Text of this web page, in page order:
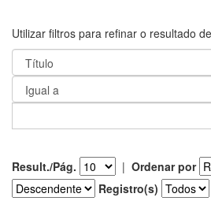
Utilizar filtros para refinar o resultado
Result./Pág. | Ordenar por
Registro(s)